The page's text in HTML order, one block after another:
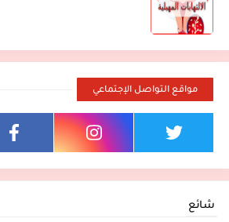
مواقع التواصل الإجتماعي
شائع